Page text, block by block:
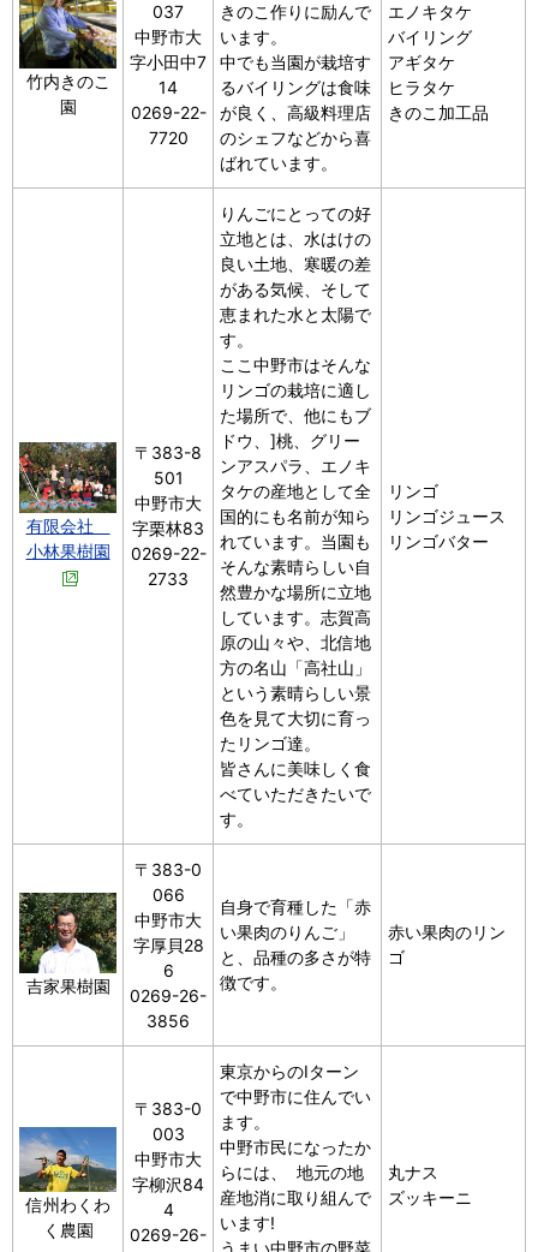
竹内きのこ
園
037
中野市大
字小田中7
14
0269-22-
7720
きのこ作りに励んで
います。
中でも当園が栽培す
るバイリングは食味
が良く、高級料理店
のシェフなどから喜
ばれています。
エノキタケ
バイリング
アギタケ
ヒラタケ
きのこ加工品
有限会社
小林果樹園
〒383-8
501
中野市大
字栗林83
0269-22-
2733
りんごにとっての好
立地とは、水はけの
良い土地、寒暖の差
がある気候、そして
恵まれた水と太陽で
す。
ここ中野市はそんな
リンゴの栽培に適し
た場所で、他にもブ
ドウ、]桃、グリー
ンアスパラ、エノキ
タケの産地として全
国的にも名前が知ら
れています。当園も
そんな素晴らしい自
然豊かな場所に立地
しています。志賀高
原の山々や、北信地
方の名山「高社山」
という素晴らしい景
色を見て大切に育っ
たリンゴ達。
皆さんに美味しく食
べていただきたいで
す。
リンゴ
リンゴジュース
リンゴバター
吉家果樹園
〒383-0
066
中野市大
字厚貝28
6
0269-26-
3856
自身で育種した「赤
い果肉のりんご」
と、品種の多さが特
徴です。
赤い果肉のリン
ゴ
信州わくわ
く農園
〒383-0
003
中野市大
字柳沢84
4
0269-26-
東京からのIターン
で中野市に住んでい
ます。
中野市民になったか
らには、 地元の地
産地消に取り組んで
います!
丸ナス
ズッキーニ